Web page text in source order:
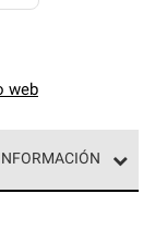
web
de techos